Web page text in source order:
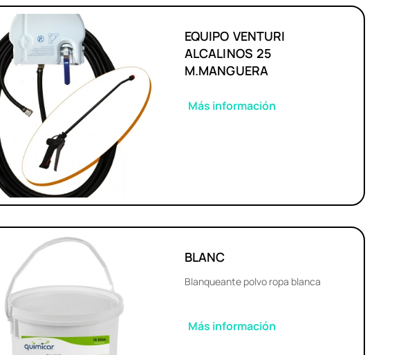
EQUIPO VENTURI
ALCALINOS 25
M.MANGUERA
Más información
BLANC
Blanqueante polvo ropa blanca
Más información